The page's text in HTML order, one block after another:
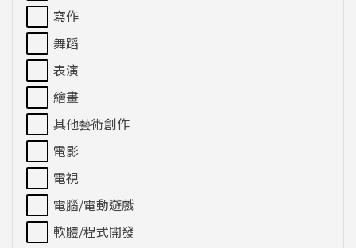
寫作
舞蹈
表演
繪畫
其他藝術創作
電影
電視
電腦/電動遊戲
軟體/程式開發